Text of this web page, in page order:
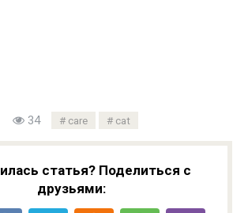
34 care cat
статья? Поделиться с
друзьями: